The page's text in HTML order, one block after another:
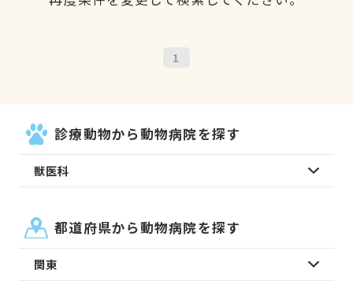
1
診療動物から動物病院を探す
獣医科
都道府県から動物病院を探す
関東